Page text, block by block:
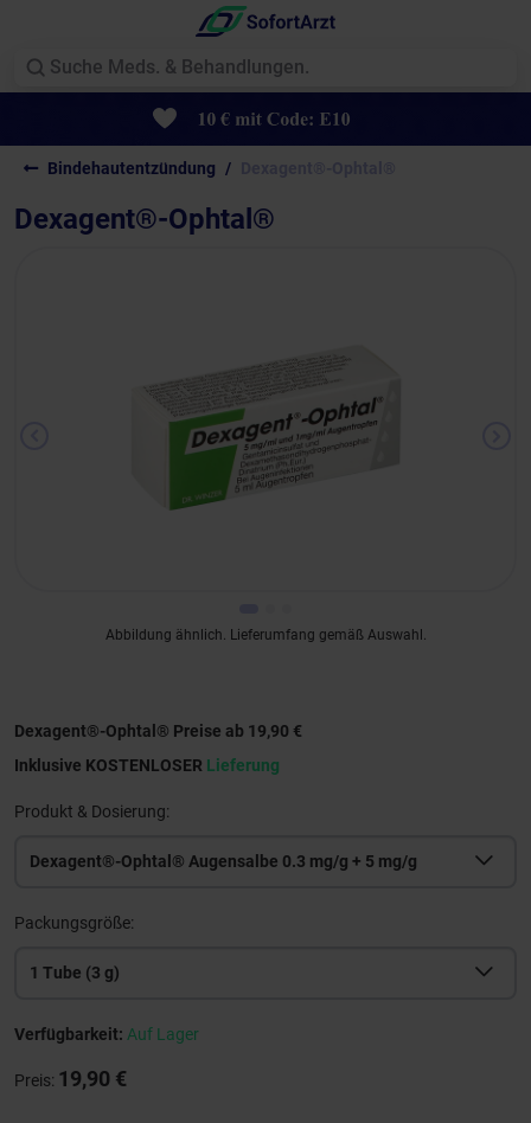
Bindehautentzündung
Dexagent®-Ophtal®
Abbildung ähnlich. Lieferumfang gemäß Auswahl.
Dexagent®-Ophtal® Preise ab 19,90 €
Inklusive KOSTENLOSER Lieferung
Produkt & Dosierung:
Dexagent®-Ophtal® Augensalbe 0.3 mg/g + 5 mg/g
Packungsgröße:
1 Tube (3 g)
Verfügbarkeit: Auf Lager
Preis: 19,90 €